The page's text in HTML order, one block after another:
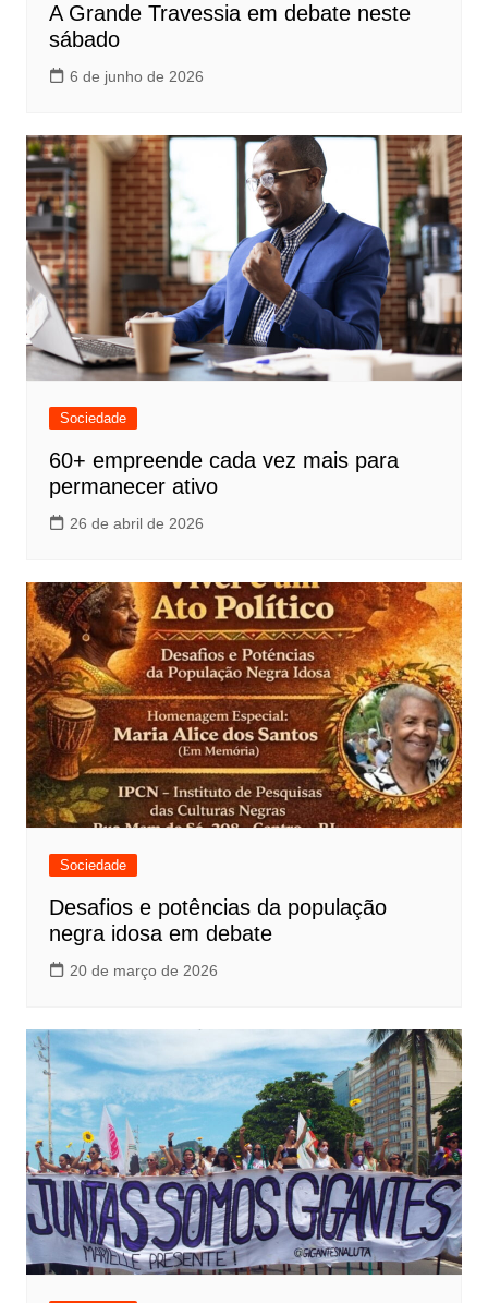
A Grande Travessia em debate neste
sábado
6 de junho de 2026
Sociedade
60+ empreende cada vez mais para
permanecer ativo
26 de abril de 2026
Sociedade
Desafios e potências da população
negra idosa em debate
20 de março de 2026